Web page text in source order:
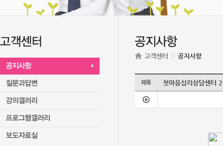
고객센터 공지사항
첫마음심리상담센터